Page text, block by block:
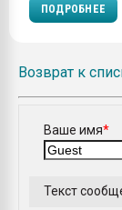
ПОДРОБНЕЕ
Возврат к
Ваше имя*
Текст